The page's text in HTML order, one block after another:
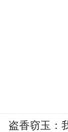
盗香窃玉：